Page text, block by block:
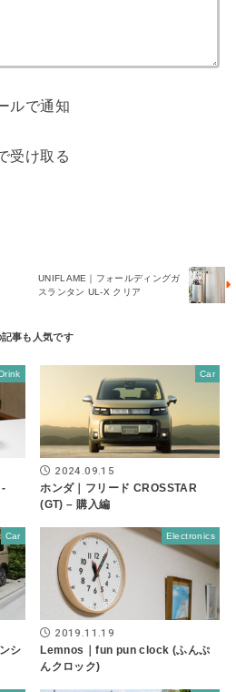
ルで通知
受け取る
UNIFLAME｜フォールディングガ
スランタン UL-X クリア
Car
2024.09.15
ホンダ｜フリード CROSSTAR
(GT) – 購入編
Car
シ
Electronics
2019.11.19
Lemnos｜fun pun clock (ふんぷ
んクロック)